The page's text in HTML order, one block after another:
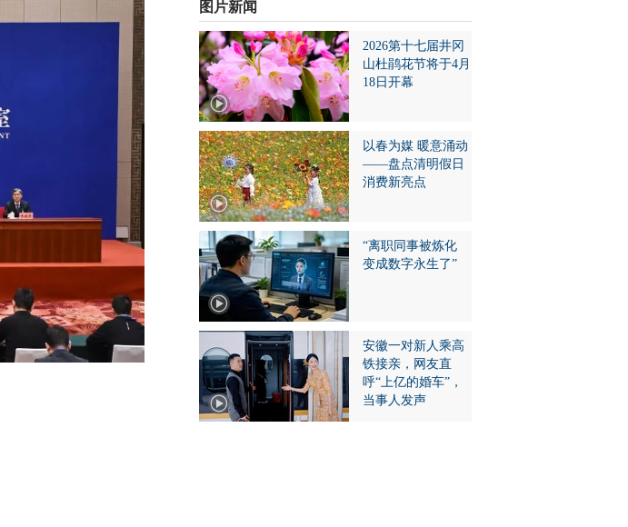
图片新闻
2026第十七届井冈
山杜鹃花节将于4月
18日开幕
以春为媒 暖意涌动
——盘点清明假日
消费新亮点
“离职同事被炼化
变成数字永生了”
安徽一对新人乘高
铁接亲，网友直
呼“上亿的婚车”，
当事人发声